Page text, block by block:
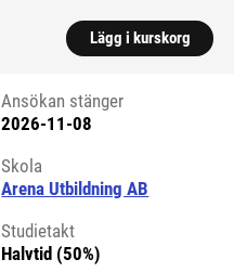
Lägg i kurskorg
Ansökan stänger
2026-11-08
Skola
Arena Utbildning AB
Studietakt
Halvtid (50%)